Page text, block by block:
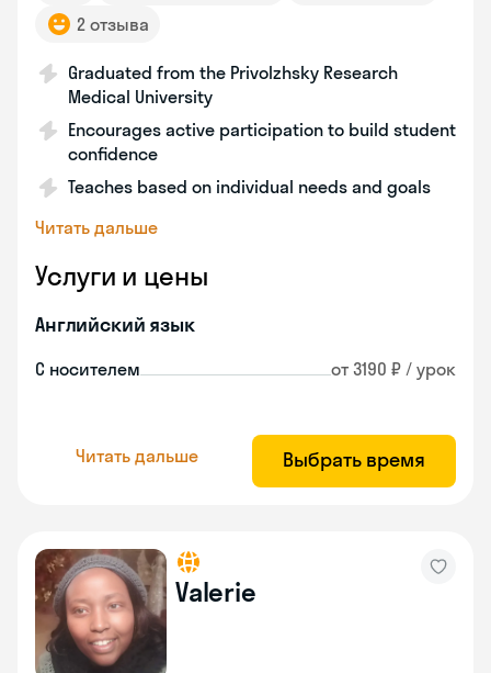
2 отзыва
Graduated from the Privolzhsky Research
Medical University
Encourages active participation to build student
confidence
Teaches based on individual needs and goals
Читать дальше
Услуги и цены
Английский язык
С носителем от 3190 ₽ / урок
Читать дальше Выбрать время
Valerie